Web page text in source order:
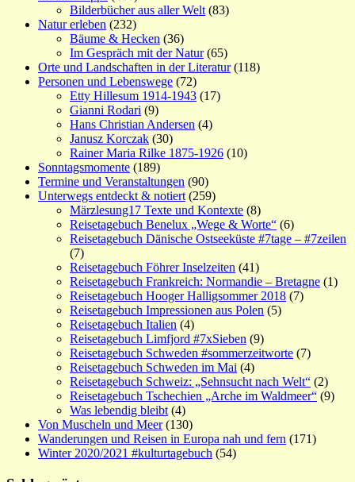
Bilderbücher aus aller Welt (83)
Natur erleben (232)
Bäume & Hecken (36)
Im Gespräch mit der Natur(65)
Orte und Landschaften in der Literatur(118)
Personen und Lebenswege (72)
Etty Hillesum 1914-1943 (17)
Gianni Rodari (9)
Hans Christian Andersen (4)
Janusz Korczak (30)
Rainer Maria Rilke 1875-1926 (10)
Sonntagsmomente (189)
Termine und Veranstaltungen (90)
Unterwegs entdeckt & notiert (259)
Märzlesung17 Texte und Kontexte (8)
Reisetagebuch Benelux „Wege & Worte“ (6)
Reisetagebuch Dänische Ostseeküste #7tage – #7zeilen
(7)
Reisetagebuch Föhrer Inselzeiten (41)
Reisetagebuch Frankreich: Normandie – Bretagne (1)
Reisetagebuch Hooger Halligsommer 2018 (7)
Reisetagebuch Impressionen aus Polen (5)
Reisetagebuch Italien (4)
Reisetagebuch Limfjord #7xSieben (9)
Reisetagebuch Schweden #sommerzeitworte (7)
Reisetagebuch Schweden im Mai (4)
Reisetagebuch Schweiz: „Sehnsucht nach Welt“ (2)
Reisetagebuch Tschechien „Arche im Waldmeer“ (9)
Was lebendig bleibt (4)
Von Muscheln und Meer(130)
Wanderungen und Reisen in Europa nah und fern (171)
Winter 2020/2021 #kulturtagebuch (54)